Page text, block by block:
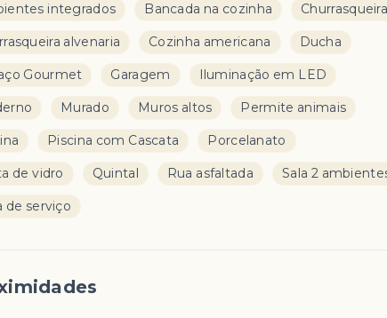
integrados Bancada na cozinha
alvenaria Cozinha americana Ducha
Gourmet Garagem Iluminação em LED
Murado Muros altos Permite animais
Piscina com Cascata Porcelanato
de vidro Quintal Rua asfaltada Sala 2
de serviço